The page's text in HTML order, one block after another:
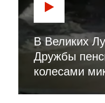
В Великих
Дружбы
колесами